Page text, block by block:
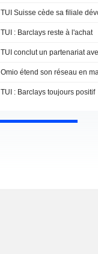
TUI Suisse cède sa filiale
TUI : Barclays reste à l'achat
TUI conclut un partenariat
TUI : Barclays toujours positif